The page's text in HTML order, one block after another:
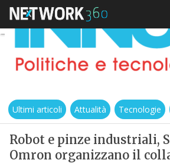
Ultimi articoli Attualità Tecnologie
Robot e pinze industriali,
Omron organizzano il